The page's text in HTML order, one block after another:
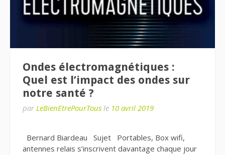
Ondes électromagnétiques :
Quel est l’impact des ondes sur
notre santé ?
par LeBienEtrePourTous le 10 avril 2019
Bernard Biardeau Sujet Portables, Box wifi,
antennes relais s’inscrivent davantage chaque jour